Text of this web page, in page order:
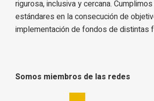
rigurosa, inclusiva y cercana.
estándares en la consecución de
implementación de fondos de distintas
Somos miembros de las redes